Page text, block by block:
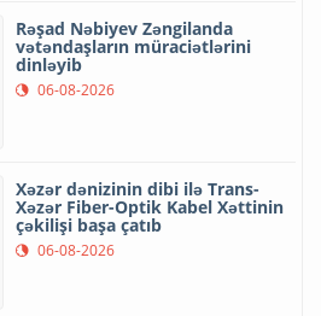
Rəşad Nəbiyev Zəngilanda
vətəndaşların müraciətlərini
dinləyib
06-08-2026
Xəzər dənizinin dibi ilə Trans-
Xəzər Fiber-Optik Kabel Xəttinin
çəkilişi başa çatıb
06-08-2026